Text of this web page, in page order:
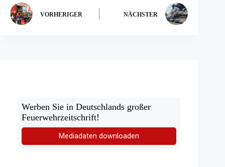
VORHERIGER NÄCHSTER
Werben Sie in Deutschlands großer
Feuerwehrzeitschrift!
Mediadaten downloaden